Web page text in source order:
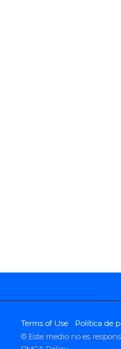
Terms of Use Política de
© Este medio no es